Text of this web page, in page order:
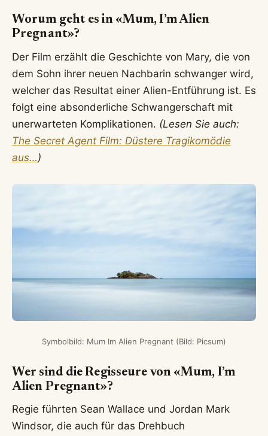
Worum geht es in «Mum, I’m Alien
Pregnant»?
Der Film erzählt die Geschichte von Mary, die von
dem Sohn ihrer neuen Nachbarin schwanger wird,
welcher das Resultat einer Alien-Entführung ist. Es
folgt eine absonderliche Schwangerschaft mit
unerwarteten Komplikationen. (Lesen Sie auch:
The Secret Agent Film: Düstere Tragikomödie
aus…)
Symbolbild: Mum Im Alien Pregnant (Bild: Picsum)
Wer sind die Regisseure von «Mum, I’m
Alien Pregnant»?
Regie führten Sean Wallace und Jordan Mark
Windsor, die auch für das Drehbuch